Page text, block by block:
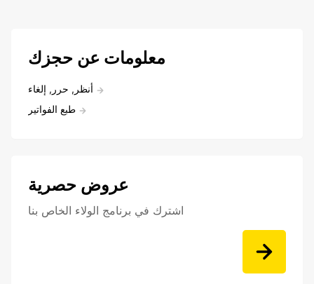
معلومات عن حجزك
أنظر, حرر, إلغاء
طبع الفواتير
عروض حصرية
اشترك في برنامج الولاء الخاص بنا